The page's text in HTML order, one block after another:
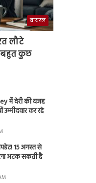
वायरल
लौटे
बहुत कुछ
में देरी की वजह
कर रहे
15 अगस्त से
अटक सकती है